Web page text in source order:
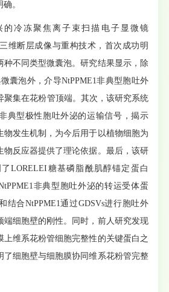
。
的冷冻聚焦离子束扫描电子显微镜
三维断层成像与重构技术，首次成功明
种不同类型微囊泡。研究结果显示，除
囊泡外，介导NtPPME1非典型胞吐外
聚集在花粉管顶端。其次，该研究系统
典型极性胞吐外泌的运输信号，揭示
物发生机制，为今后用于以植物细胞为
物反应器提供了理论依据。最后，该研
LORELEI糖基磷脂酰肌醇锚定蛋白
非典型胞吐外泌的转运受体蛋
结合NtPPME1通过GDSVs进行胞吐外
端细胞壁的刚性。同时，前人研究发现
维系花粉管细胞完整性的关键蛋白之
了细胞壁与细胞膜协同维系花粉管完整